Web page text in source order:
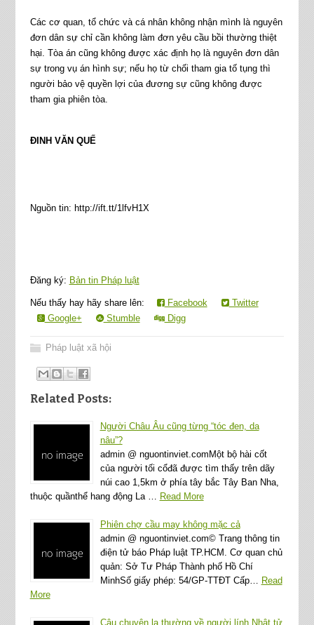
Các cơ quan, tổ chức và cá nhân không nhận mình là nguyên
đơn dân sự chỉ cần không làm đơn yêu cầu bồi thường thiệt
hại. Tòa án cũng không được xác định họ là nguyên đơn dân
sự trong vụ án hình sự; nếu họ từ chối tham gia tố tụng thì
người bảo vệ quyền lợi của đương sự cũng không được
tham gia phiên tòa.
ĐINH VĂN QUẾ
Nguồn tin: http://ift.tt/1lfvH1X
Đăng ký: Bản tin Pháp luật
Nếu thấy hay hãy share lên: Facebook
Twitter
Google+
Stumble Digg
Pháp luật xã hội
Related Posts:
Người Châu Âu cũng từng “tóc đen, da
nâu”?
admin @ nguontinviet.comMột bộ hài cốt
của người tối cổđã được tìm thấy trên dãy
núi cao 1,5km ở phía tây bắc Tây Ban Nha,
thuộc quầnthể hang động La …
Read More
Phiên chợ cầu may không mặc cả
admin @ nguontinviet.com© Trang thông tin
điện tử báo Pháp luật TP.HCM. Cơ quan chủ
quản: Sở Tư Pháp Thành phố Hồ Chí
MinhSố giấy phép: 54/GP-TTĐT Cấp…
Read
More
Câu chuyện lạ thường về người lính Nhật tử